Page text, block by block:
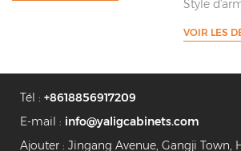
Style
VOIR LES
Tél : +8618856917209
E-mail : info@yaligcabinets.com
Ajouter : Jingang Avenue, Gangji Town,